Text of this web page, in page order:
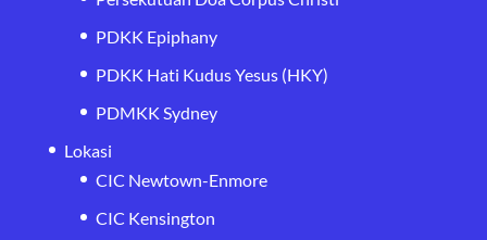
PDKK Epiphany
PDKK Hati Kudus Yesus (HKY)
PDMKK Sydney
Lokasi
CIC Newtown-Enmore
CIC Kensington